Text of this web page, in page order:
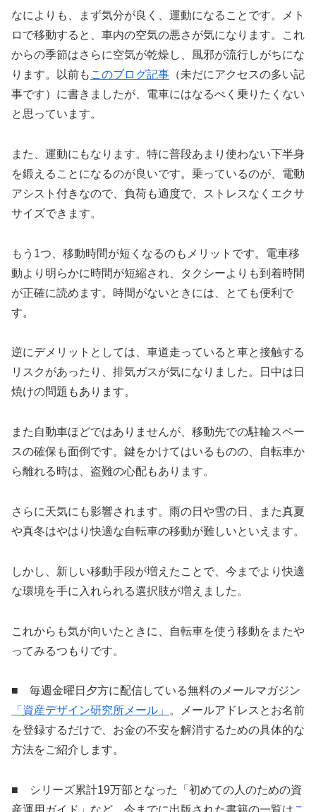
なによりも、まず気分が良く、運動になることです。メト
ロで移動すると、車内の空気の悪さが気になります。これ
からの季節はさらに空気が乾燥し、風邪が流行しがちにな
ります。以前も このブログ記事 （未だにアクセスの多い記
事です）に書きましたが、電車にはなるべく乗りたくない
と思っています。
また、運動にもなります。特に普段あまり使わない下半身
を鍛えることになるのが良いです。乗っているのが、電動
アシスト付きなので、負荷も適度で、ストレスなくエクサ
サイズできます。
もう1つ、移動時間が短くなるのもメリットです。電車移
動より明らかに時間が短縮され、タクシーよりも到着時間
が正確に読めます。時間がないときには、とても便利で
す。
逆にデメリットとしては、車道走っていると車と接触する
リスクがあったり、排気ガスが気になりました。日中は日
焼けの問題もあります。
また自動車ほどではありませんが、移動先での駐輪スペー
スの確保も面倒です。鍵をかけてはいるものの、自転車か
ら離れる時は、盗難の心配もあります。
さらに天気にも影響されます。雨の日や雪の日、また真夏
や真冬はやはり快適な自転車の移動が難しいといえます。
しかし、新しい移動手段が増えたことで、今までより快適
な環境を手に入れられる選択肢が増えました。
これからも気が向いたときに、自転車を使う移動をまたや
ってみるつもりです。
■ 毎週金曜日夕方に配信している無料のメールマガジン
「資産デザイン研究所メール」 。メールアドレスとお名前
を登録するだけで、お金の不安を解消するための具体的な
方法をご紹介します。
■ シリーズ累計19万部となった「初めての人のための資